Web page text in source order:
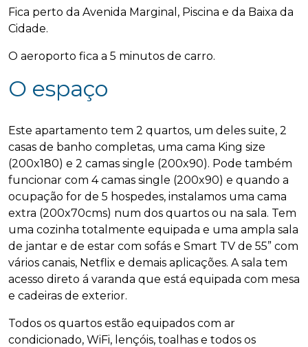
Fica perto da Avenida Marginal, Piscina e da Baixa da
Cidade.
O aeroporto fica a 5 minutos de carro.
O espaço
Este apartamento tem 2 quartos, um deles suite, 2
casas de banho completas, uma cama King size
(200x180) e 2 camas single (200x90). Pode também
funcionar com 4 camas single (200x90) e quando a
ocupação for de 5 hospedes, instalamos uma cama
extra (200x70cms) num dos quartos ou na sala. Tem
uma cozinha totalmente equipada e uma ampla sala
de jantar e de estar com sofás e Smart TV de 55” com
vários canais, Netflix e demais aplicações. A sala tem
acesso direto á varanda que está equipada com mesa
e cadeiras de exterior.
Todos os quartos estão equipados com ar
condicionado, WiFi, lençóis, toalhas e todos os